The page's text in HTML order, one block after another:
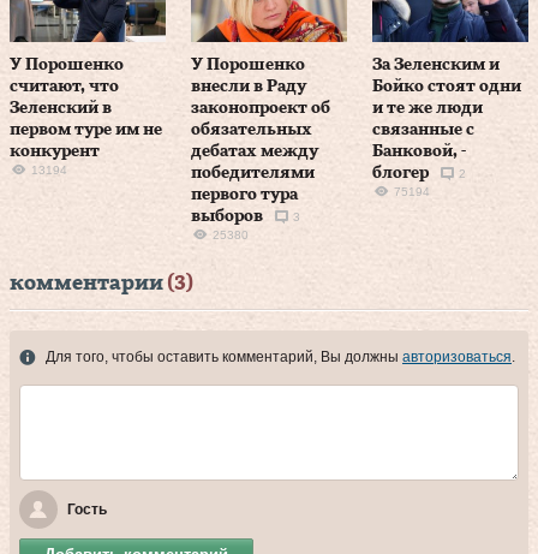
У Порошенко
считают, что
Зеленский в
первом туре им не
конкурент
13194
У Порошенко
внесли в Раду
законопроект об
обязательных
дебатах между
победителями
первого тура
выборов
3
25380
За Зеленским и
Бойко стоят одни
и те же люди
связанные с
Банковой, -
блогер
2
75194
комментарии (3)
Для того, чтобы оставить комментарий, Вы должны авторизоваться
Гость